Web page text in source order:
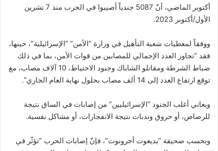
أكتوبر الماضي، أنّ 5087 جندياً أصيبوا في الحرب منذ 7 تشرين
الأول/أكتوبر 2023.
ووفقاً لمعطيات شعبة التأهيل في وزارة “الأمن” “الإسرائيلية”، حينها،
فقد “تجاوز العدد الإجمالي للمصابين من قوات الأمن، بما في ذلك
ضباط الشرطة ومقاتلو الشاباك وجنود الاحتياط، 10 آلاف مصاب، مع
توقع ارتفاع العدد إلى 14 ألف مصاب بحلول نهاية العام الجاري”.
ويعاني أغلب الجنود “الإسرائيليين” من إصابات في الساق نتيجة
للرصاص، أو حروق وندبات نتيجة الانفجارات، أو مشاكل نفسية.
وبحسب صحيفة “يديعوت أحرونوت”، فإنّ إصابات الحرب “تؤثّر في